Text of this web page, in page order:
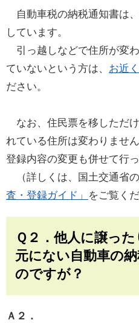
自動車税の納税通知書は
しています。
引っ越しなどで住所が変
ていないという方は、 お近
ださい。
なお、住民票を移しただ
れている住所は変わりませ
登録内容の変更も併せて行っ
（詳しくは、国土交通省
査・登録ガイド」
をご覧く
Ｑ２．他人に譲っ
元にない自動車の
のですが？
Ａ２．